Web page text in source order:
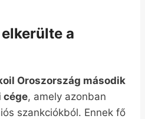
a
Oroszország második
cége, amely azonban
szankciókból. Ennek fő